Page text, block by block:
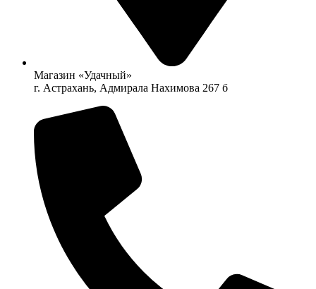
Магазин «Удачный»
г. Астрахань, Адмирала Нахимова 267 б